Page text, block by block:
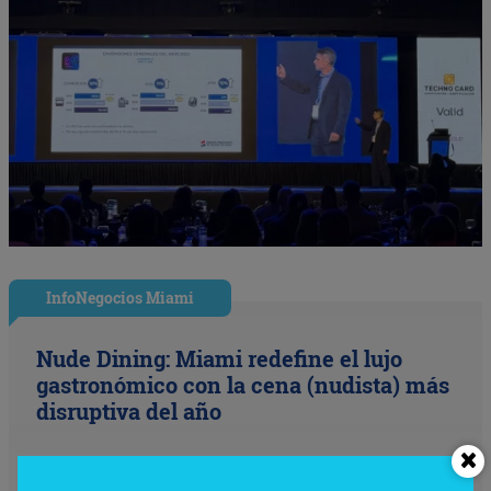
InfoNegocios Miami
Nude Dining: Miami redefine el lujo
gastronómico con la cena (nudista) más
disruptiva del año